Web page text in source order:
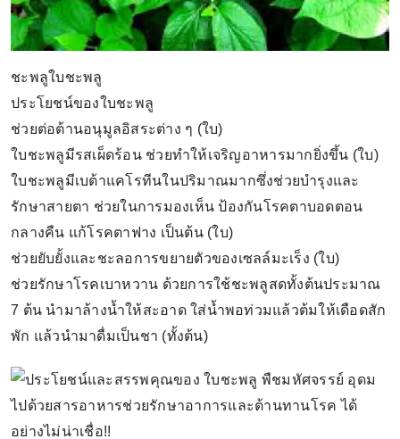
ชะพลูใบชะพลู
ประโยชน์ของใบชะพลู
ช่วยต่อต้านอนุมูลอิสระต่าง ๆ (ใบ)
ใบชะพลูมีรสเผ็ดร้อน ช่วยทำให้เจริญอาหารมากยิ่งขึ้น (ใบ)
ใบชะพลูมีเบต้าแคโรทีนในปริมาณมากซึ่งช่วยบำรุงและ
รักษาสายตา ช่วยในการมองเห็น ป้องกันโรคตาบอดตอน
กลางคืน แก้โรคตาฟาง เป็นต้น (ใบ)
ช่วยยับยั้งและชะลอการขยายตัวของเซลล์มะเร็ง (ใบ)
ช่วยรักษาโรคเบาหวาน ด้วยการใช้ชะพลูสดทั้งต้นประมาณ
7 ต้น นำมาล้างน้ำให้สะอาด ใส่น้ำพอท่วมแล้วต้มให้เดือดสัก
พัก แล้วนำมาดื่มเป็นชา (ทั้งต้น)